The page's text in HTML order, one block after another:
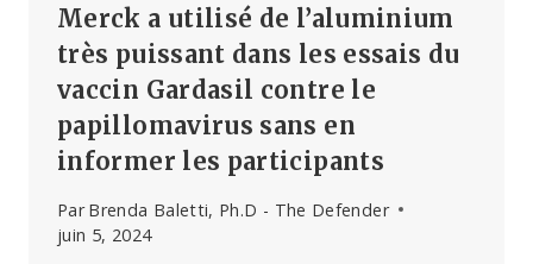
Merck a utilisé de l’aluminium
très puissant dans les essais du
vaccin Gardasil contre le
papillomavirus sans en
informer les participants
Par Brenda Baletti, Ph.D - The Defender
juin 5, 2024